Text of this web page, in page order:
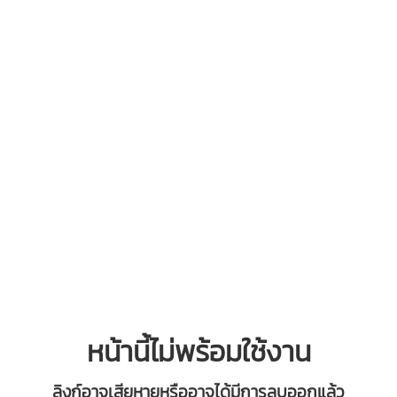
หน้านี้ไม่พร้อมใช้งาน
ลิงก์อาจเสียหายหรืออาจได้มีการลบออกแล้ว